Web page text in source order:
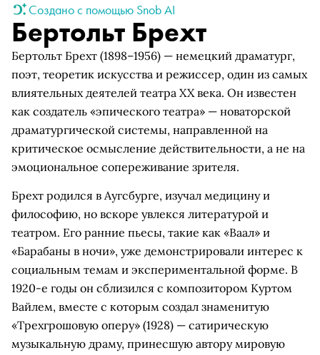
Создано с помощью Snob AI
Бертольт Брехт
Бертольт Брехт (1898–1956) — немецкий драматург,
поэт, теоретик искусства и режиссер, один из самых
влиятельных деятелей театра XX века. Он известен
как создатель «эпического театра» — новаторской
драматургической системы, направленной на
критическое осмысление действительности, а не на
эмоциональное сопереживание зрителя.
Брехт родился в Аугсбурге, изучал медицину и
философию, но вскоре увлекся литературой и
театром. Его ранние пьесы, такие как «Ваал» и
«Барабаны в ночи», уже демонстрировали интерес к
социальным темам и экспериментальной форме. В
1920-е годы он сблизился с композитором Куртом
Вайлем, вместе с которым создал знаменитую
«Трехгрошовую оперу» (1928) — сатирическую
музыкальную драму, принесшую автору мировую